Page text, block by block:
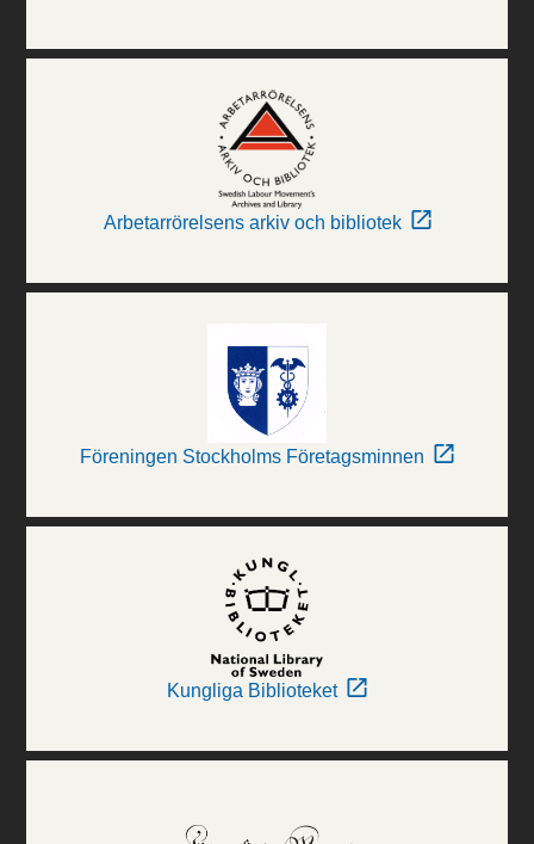
Arbetarrörelsens arkiv och bibliotek
Föreningen Stockholms Företagsminnen
Kungliga Biblioteket